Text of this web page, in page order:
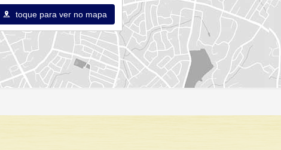
toque para ver no mapa